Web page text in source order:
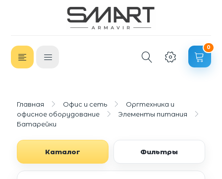
0
Главная Офис и сеть
Оргтехника и
офисное оборудование
Элементы питания
Батарейки
Каталог Фильтры